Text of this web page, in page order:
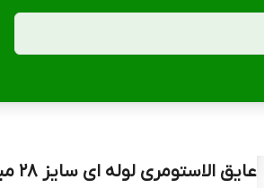
عایق الاستومری لوله ای سایز 28 میلیمتر و ضخامت 9 میلیمتر